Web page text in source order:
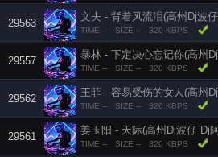
29563
文夫 - 背着风流泪(高州Dj波
TIME -- SIZE -- 320 KBPS
29557
暴林 - 下定决心忘记你(高州
TIME -- SIZE -- 320 KBPS
29562
王菲 - 容易受伤的女人(高州
TIME -- SIZE -- 320 KBPS
29561
姜玉阳 - 天际(高州Dj波仔 Dj
TIME -- SIZE -- 320 KBPS